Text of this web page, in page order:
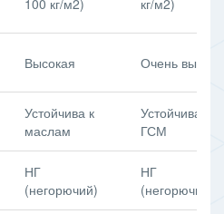
Высокая Очень
Устойчива к
маслам
Устойчива к
ГСМ
НГ
(негорючий)
НГ
(негорючий)